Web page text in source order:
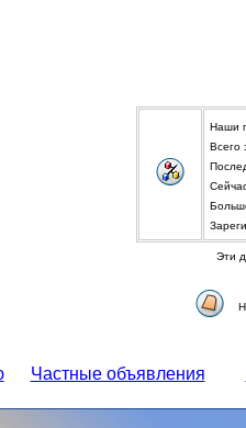
Наши
Всего
Эти
Частные объявления